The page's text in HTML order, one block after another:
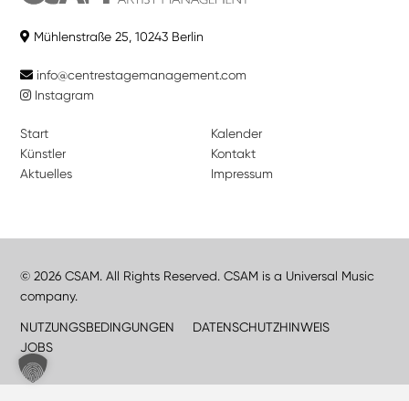
Mühlenstraße 25, 10243 Berlin
info@centrestagemanagement.com
Instagram
Start
Künstler
Aktuelles
Kalender
Kontakt
Impressum
© 2026 CSAM. All Rights Reserved. CSAM is a Universal Music
company.
NUTZUNGSBEDINGUNGEN
DATENSCHUTZHINWEIS
JOBS